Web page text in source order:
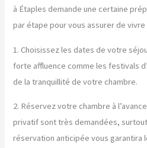
à Étaples demande une certaine
par étape pour vous assurer de
1. Choisissez les dates de votre
forte affluence comme les festivals
de la tranquillité de votre chambre.
2. Réservez votre chambre à
privatif sont très demandées,
réservation anticipée vous garantira